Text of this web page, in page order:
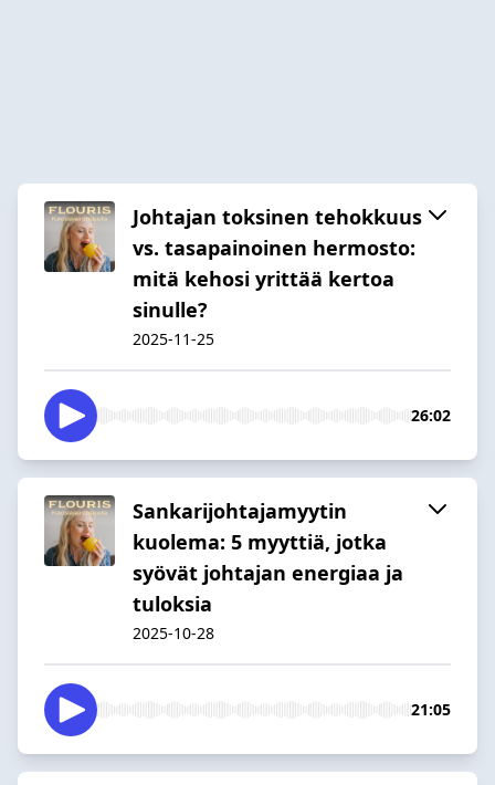
Johtajan toksinen tehokkuus
vs. tasapainoinen hermosto:
mitä kehosi yrittää kertoa
sinulle?
2025-11-25
26:02
Sankarijohtajamyytin
kuolema: 5 myyttiä, jotka
syövät johtajan energiaa ja
tuloksia
2025-10-28
21:05